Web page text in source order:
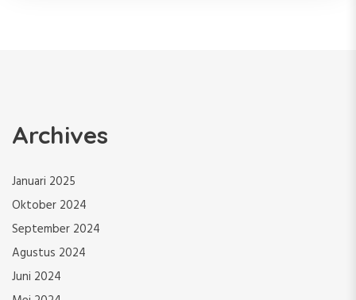
Archives
Januari 2025
Oktober 2024
September 2024
Agustus 2024
Juni 2024